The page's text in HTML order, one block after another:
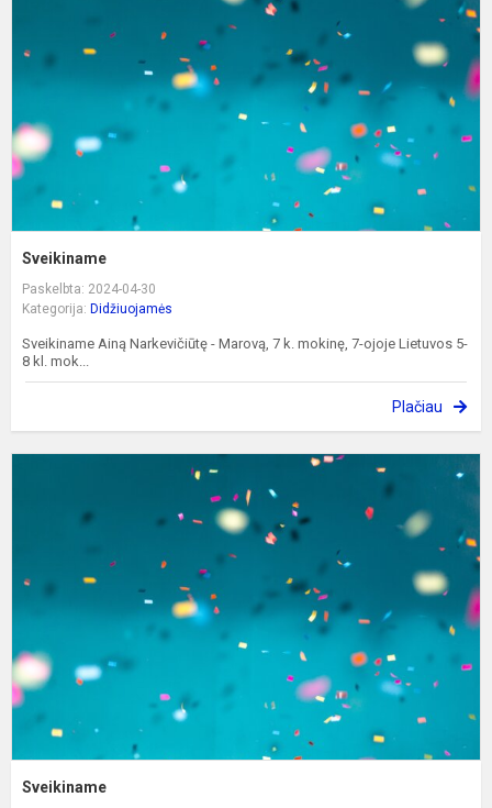
Sveikiname
Paskelbta: 2024-04-30
Kategorija: Didžiuojamės
Sveikiname Ainą Narkevičiūtę - Marovą, 7 k. mokinę, 7-ojoje Lietuvos 5-
8 kl. mok...
Plačiau
Sveikiname